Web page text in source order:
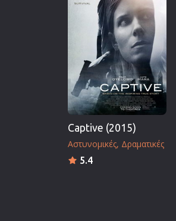
Captive (2015)
Αστυνομικές Δραματικές
5.4